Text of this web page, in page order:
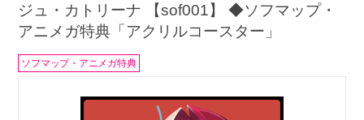
ジュ・カトリーナ 【sof001】 ◆ソフマップ・
アニメガ特典「アクリルコースター」
ソフマップ・アニメガ特典